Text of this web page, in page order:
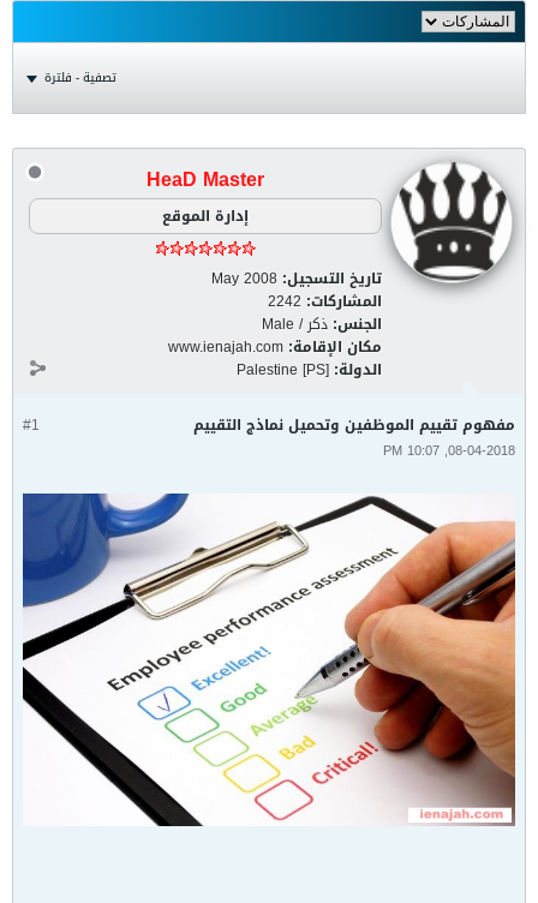
تصفية - فلترة
HeaD Master
إدارة الموقع
تاريخ التسجيل: May 2008
المشاركات: 2242
الجنس: ذكر / Male
مكان الإقامة: www.ienajah.com
الدولة: Palestine [PS]
#1 مفهوم تقييم الموظفين وتحميل نماذج التقييم
08-04-2018, 10:07 PM